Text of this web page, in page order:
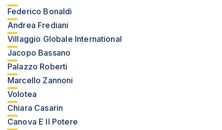
Federico Bonaldi
Andrea Frediani
Villaggio Globale International
Jacopo Bassano
Palazzo Roberti
Marcello Zannoni
Volotea
Chiara Casarin
Canova E Il Potere